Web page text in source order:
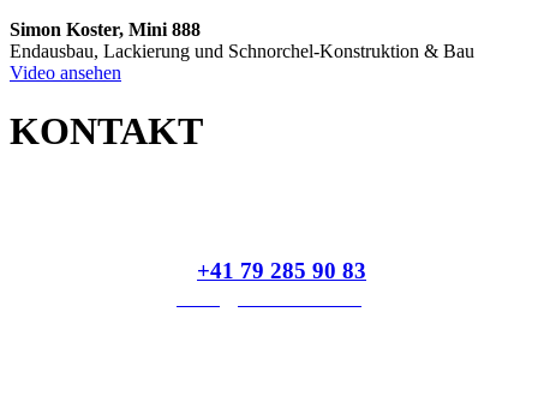
Simon Koster, Mini 888
Endausbau, Lackierung und Schnorchel-Konstruktion & Bau
Video ansehen
KONTAKT
+41 79 285 90 83